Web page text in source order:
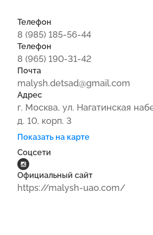
Телефон
8 (985) 185-56-44
Телефон
8 (965) 190-31-42
Почта
malysh.detsad@gmail.com
Адрес
г. Москва, ул. Нагатинская
д. 10, корп. 3
Показать на карте
Соцсети
Официальный сайт
https://malysh-uao.com/